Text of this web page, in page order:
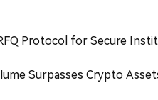
Protocol for Secure
Surpasses Crypto